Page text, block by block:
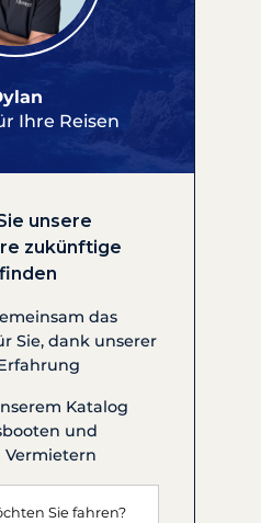
Ihre Reisen
unsere
zukünftige
das
Sie, dank unserer
Katalog
und